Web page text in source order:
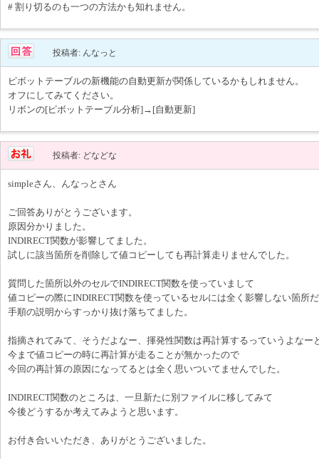
# 割り切るのも一つの方法かも知れません。
投稿者: んなっと
ピボットテーブルの新機能の自動更新が関係しているかもしれません。
オフにしてみてください。
リボンの[ピボットテーブル分析]→[自動更新]
投稿者: どなどな
simpleさん、んなっとさん
ご回答ありがとうございます。
原因分かりました。
INDIRECT関数が影響してました。
試しに該当箇所を削除して値コピーしても再計算走りませんでした。
質問した箇所以外のセルでINDIRECT関数を使っていまして
値コピーの際にINDIRECT関数を使っているセルには全く影響しない箇所
手順の説明からすっかり抜け落ちてました。
指摘されてみて、そうだよなー、揮発性関数は再計算するっていうよなー
今まで値コピーの時に再計算が走ることが無かったので
今回の再計算の原因になってるとは全く思いついてませんでした。
INDIRECT関数のところは、一旦新たに別ファイルに移してみて
今後どうするか考えてみようと思います。
お付き合いいただき、ありがとうございました。